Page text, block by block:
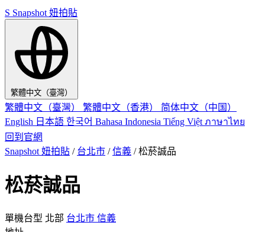
S Snapshot 妞拍貼
繁體中文（臺灣）
繁體中文（臺灣） 繁體中文（香港） 简体中文（中国）
English 日本語 한국어 Bahasa Indonesia Tiếng Việt ภาษาไทย
回到官網
Snapshot 妞拍貼 / 台北市 / 信義 / 松菸誠品
松菸誠品
單機台型 北部 台北市 信義